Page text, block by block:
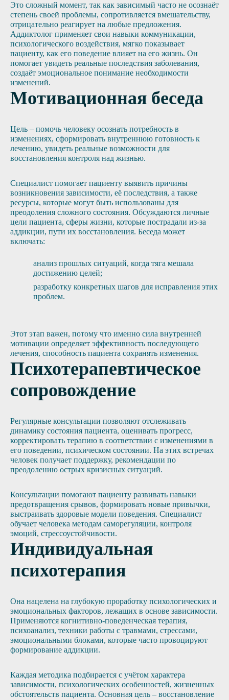
Это сложный момент, так как зависимый часто не осознаёт
степень своей проблемы, сопротивляется вмешательству,
отрицательно реагирует на любые предложения.
Аддиктолог применяет свои навыки коммуникации,
психологического воздействия, мягко показывает
пациенту, как его поведение влияет на его жизнь. Он
помогает увидеть реальные последствия заболевания,
создаёт эмоциональное понимание необходимости
изменений.
Мотивационная беседа
Цель – помочь человеку осознать потребность в
изменениях, сформировать внутреннюю готовность к
лечению, увидеть реальные возможности для
восстановления контроля над жизнью.
Специалист помогает пациенту выявить причины
возникновения зависимости, её последствия, а также
ресурсы, которые могут быть использованы для
преодоления сложного состояния. Обсуждаются личные
цели пациента, сферы жизни, которые пострадали из-за
аддикции, пути их восстановления. Беседа может
включать:
анализ прошлых ситуаций, когда тяга мешала
достижению целей;
разработку конкретных шагов для исправления этих
проблем.
Этот этап важен, потому что именно сила внутренней
мотивации определяет эффективность последующего
лечения, способность пациента сохранять изменения.
Психотерапевтическое
сопровождение
Регулярные консультации позволяют отслеживать
динамику состояния пациента, оценивать прогресс,
корректировать терапию в соответствии с изменениями в
его поведении, психическом состоянии. На этих встречах
человек получает поддержку, рекомендации по
преодолению острых кризисных ситуаций.
Консультации помогают пациенту развивать навыки
предотвращения срывов, формировать новые привычки,
выстраивать здоровые модели поведения. Специалист
обучает человека методам саморегуляции, контроля
эмоций, стрессоустойчивости.
Индивидуальная
психотерапия
Она нацелена на глубокую проработку психологических и
эмоциональных факторов, лежащих в основе зависимости.
Применяются когнитивно-поведенческая терапия,
психоанализ, техники работы с травмами, стрессами,
эмоциональными блоками, которые часто провоцируют
формирование аддикции.
Каждая методика подбирается с учётом характера
зависимости, психологических особенностей, жизненных
обстоятельств пациента. Основная цель – восстановление